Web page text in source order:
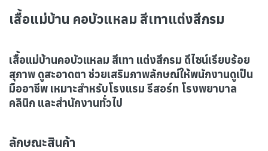
เสื้อแม่บ้าน คอบัวแหลม สีเทาแต่งสีกรม
เสื้อแม่บ้านคอบัวแหลม สีเทา แต่งสีกรม ดีไซน์เรียบร้อย
สุภาพ ดูสะอาดตา ช่วยเสริมภาพลักษณ์ให้พนักงานดูเป็น
มืออาชีพ เหมาะสำหรับโรงแรม รีสอร์ท โรงพยาบาล
คลินิก และสำนักงานทั่วไป
ลักษณะสินค้า